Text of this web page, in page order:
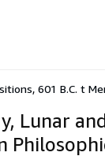
601 B.C. t
Lunar